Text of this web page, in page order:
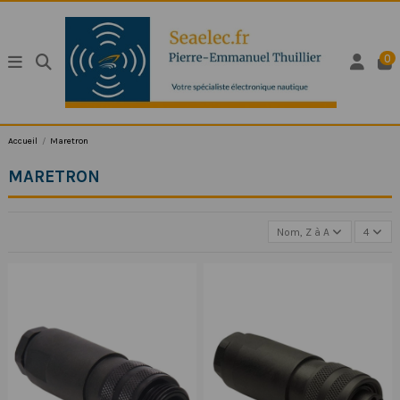
0
Accueil Maretron
MARETRON
Nom, Z à A 4